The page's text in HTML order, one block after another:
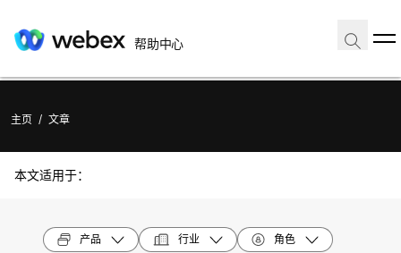
帮助中心
主页 / 文章
本文适用于：
产品 行业 角色